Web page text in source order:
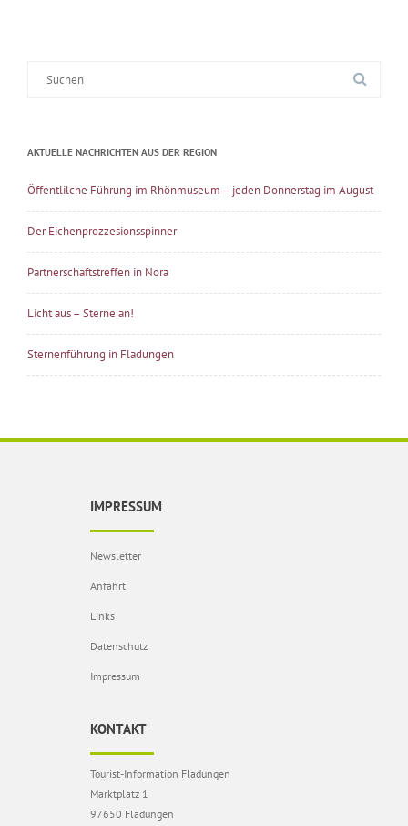
AKTUELLE NACHRICHTEN AUS DER REGION
Öffentlilche Führung im Rhönmuseum – jeden Donnerstag im August
Der Eichenprozzesionsspinner
Partnerschaftstreffen in Nora
Licht aus – Sterne an!
Sternenführung in Fladungen
IMPRESSUM
Newsletter
Anfahrt
Links
Datenschutz
Impressum
KONTAKT
Tourist-Information Fladungen
Marktplatz 1
97650 Fladungen